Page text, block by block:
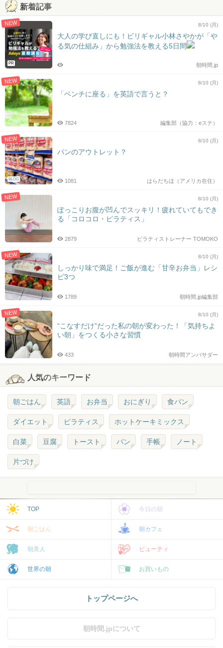
新着記事
NEW
PR
8/10 (月)
大人の学び直しにも！ビリギャル小林さやかが「や
る気の仕組み」から勉強法を教える5日間
朝時間.jp
NEW 8/10 (月)
「ベンチに座る」を英語で言うと？
編集部（協力：eステ）
7824
NEW
BLOG
8/10 (月)
パンのアウトレット？
はらだちほ（アメリカ在住）
1081
NEW 8/10 (月)
ぽっこりお腹が凹んでスッキリ！疲れていてもでき
る「コロコロ・ピラティス」
ピラティストレーナー TOMOKO
2879
NEW 8/10 (月)
しっかり味で満足！ご飯が進む「甘辛お弁当」レシ
ピ3つ
朝時間.jp編集部
1789
NEW 8/10 (月)
“こなすだけ”だった私の朝が変わった！「気持ちよ
い朝」をつくる小さな習慣
朝時間アンバサダー
433
人気のキーワード
朝ごはん 英語 お弁当 おにぎり 食パン
ダイエット ピラティス ホットケーキミックス
白菜 豆腐 トースト パン 手帳 ノート
片づけ
TOP 今日の朝
朝ごはん 朝カフェ
朝美人 ビューティ
世界の朝 お買いもの
トップページへ
朝時間.jpについて